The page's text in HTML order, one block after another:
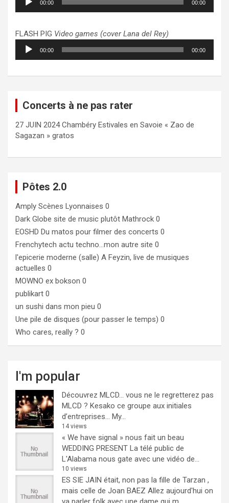
audio
00:00 00:00
FLASH PIG Video games (cover Lana del Rey)
Lecteur
audio
00:00 00:00
Concerts à ne pas rater
27 JUIN 2024 Chambéry Estivales en Savoie « Zao de
Sagazan » gratos
Pôtes 2.0
Amply Scènes Lyonnaises 0
Dark Globe site de music plutôt Mathrock 0
EOSHD Du matos pour filmer des concerts 0
Frenchytech actu techno…mon autre site 0
l'epicerie moderne (salle) A Feyzin, live de musiques
actuelles 0
MOWNO ex bokson 0
publikart 0
un sushi dans mon pieu 0
Une pile de disques (pour passer le temps) 0
Who cares, really ? 0
I'm popular
Découvrez MLCD… vous ne le regretterez pas
MLCD ? Kesako ce groupe aux initiales
d’entreprises… My...
14 views
« We have signal » nous fait un beau
WEDDING PRESENT La télé public de
L'Alabama nous gate avec une vidéo de...
10 views
ES SIE JAIN était, non pas la fille de Tarzan ,
mais celle de Joan BAEZ Allez aujourd'hui on